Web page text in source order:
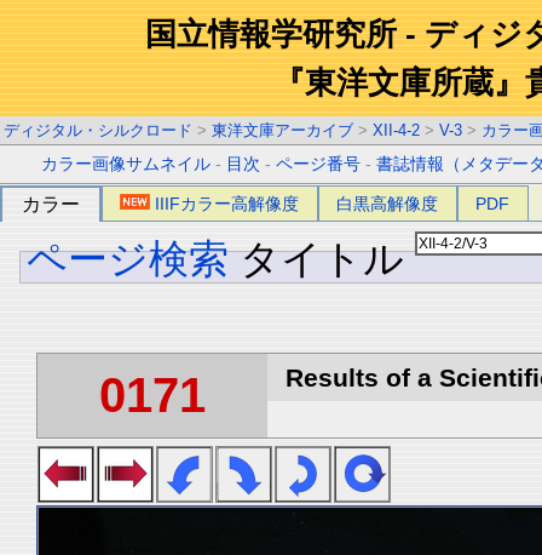
国立情報学研究所 - ディジ
『東洋文庫所蔵』
ディジタル・シルクロード > 東洋文庫アーカイブ > XII-4-2 > V-3 > カラー
カラー画像サムネイル - 目次 -ページ番号 -書誌情報（メタデー
カラー IIIFカラー高解像度 白黒高解像度 PDF
ページ検索 タイトル
0171 Results of a